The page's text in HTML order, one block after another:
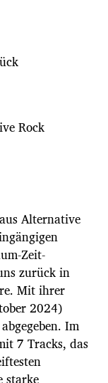
Rock
Alternative
Zeit-
zurück in
Mit ihrer
2024)
Im
7 Tracks, das